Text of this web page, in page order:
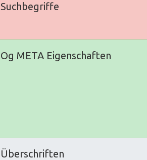
Suchbegriffe
Og META Eigenschaften
Überschriften